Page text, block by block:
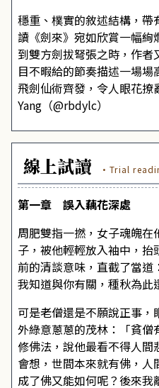
穩重、樸實的敘述結構，
讀《劍來》宛如欣賞一幅
到雙方劍拔弩張之時，作
目不暇給的節奏描述一場場
飛劍仙術齊發，令人眼花
Yang（@rbdylc）
線上試讀 ·Trial
第一章 誤入藕花深處
周肥雙指一撚，女子魂魄
子，被他輕輕放入袖中，
前的清談意味，直截了當道
我知道與你有關，種秋為此
可是老僧還是不願說正事
外綠意蔥蔥的茂林：「貧
修佛法，說他最看不得人
會想，世間本來就有佛，
成了佛又能如何呢？後來